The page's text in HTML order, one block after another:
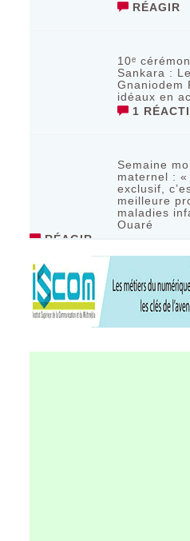
RÉAGIR
10ᵉ
Sankara :
Gnaniodem
idéaux en
1
Semaine
maternel : «
exclusif,
meilleure
maladies
Ouaré
RÉAGIR